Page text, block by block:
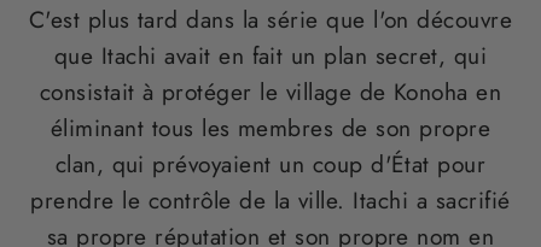
C'est plus tard dans la série que l'on découvre
que Itachi avait en fait un plan secret, qui
consistait à protéger le village de Konoha en
éliminant tous les membres de son propre
clan, qui prévoyaient un coup d'État pour
prendre le contrôle de la ville. Itachi a sacrifié
sa propre réputation et son propre nom en